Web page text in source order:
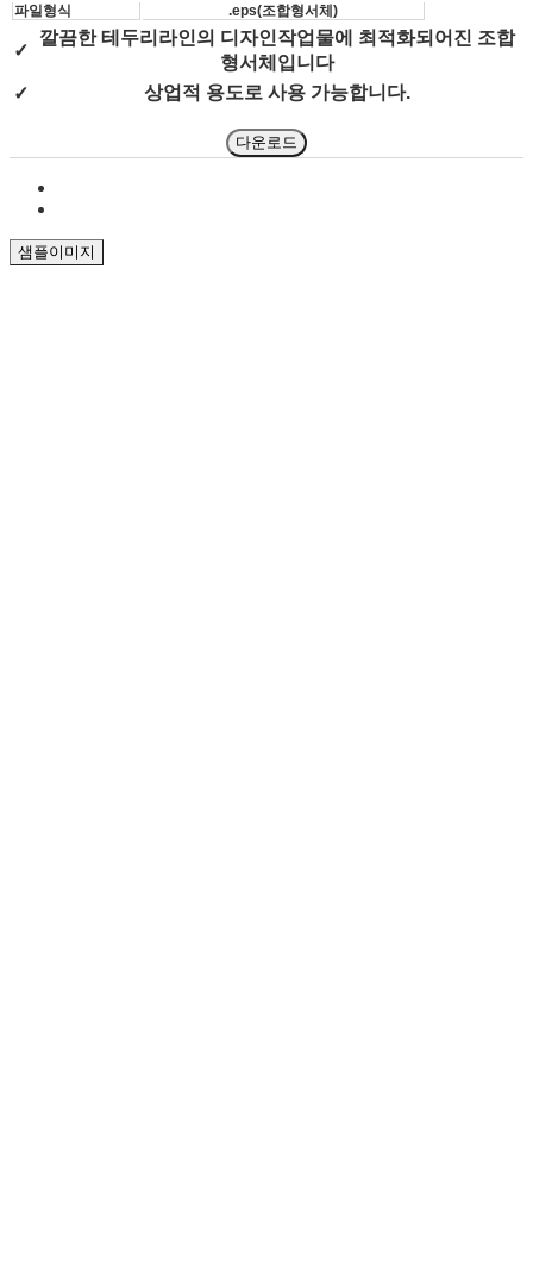
파일형식
.eps(조합형서체)
✓
깔끔한 테두리라인의 디자인작업물에 최적화되어진 조합
형서체입니다
✓
상업적 용도로 사용 가능합니다.
다운로드
샘플이미지